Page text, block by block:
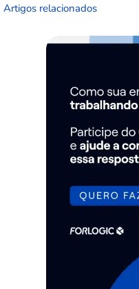
Artigos relacionados